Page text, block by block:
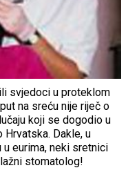
svjedoci u proteklom
na sreću nije riječ o
koji se dogodio u
Dakle, u
eurima, neki sretnici
stomatolog!